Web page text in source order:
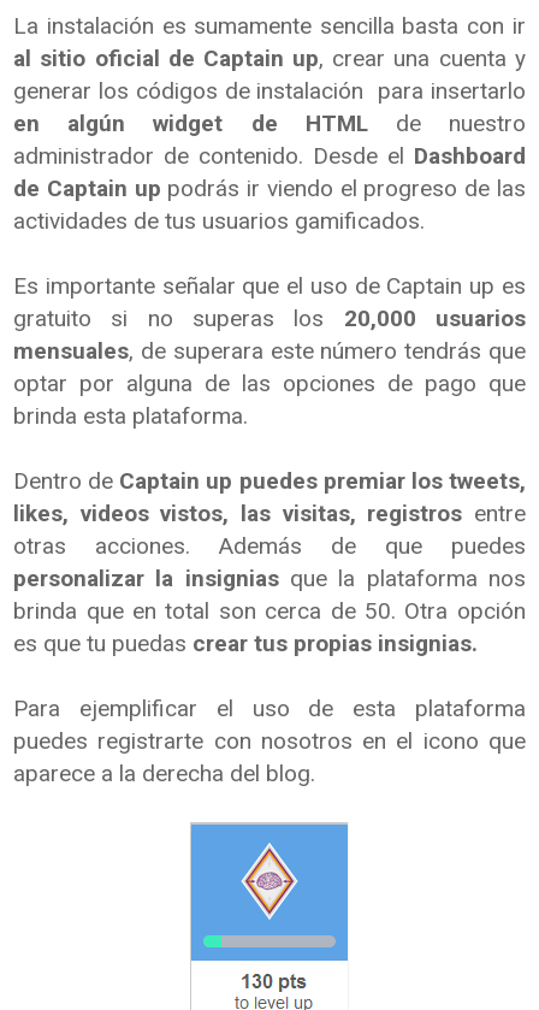
La instalación es sumamente sencilla basta con ir
al sitio oficial de Captain up, crear una cuenta y
generar los códigos de instalación para insertarlo
en algún widget de HTMLde nuestro
administrador de contenido. Desde el Dashboard
de Captain up podrás ir viendo el progreso de las
actividades de tus usuarios gamificados.
Es importante señalar que el uso de Captain up es
gratuito si no superas los 20,000 usuarios
mensuales, de superara este número tendrás que
optar por alguna de las opciones de pago que
brinda esta plataforma.
Dentro de Captain up puedes premiar los tweets,
likes, videos vistos, las visitas, registros entre
otras acciones. Además de que puedes
personalizar la insigniasque la plataforma nos
brinda que en total son cerca de 50. Otra opción
es que tu puedas crear tus propias insignias.
Para ejemplificar el uso de esta plataforma
puedes registrarte con nosotros en el icono que
aparece a la derecha del blog.